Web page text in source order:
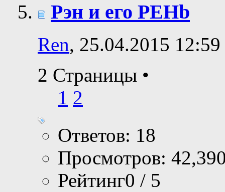
Рэн и его PEHb
Ren, 25.04.2015 12:59
2 Страницы •
1 2
Ответов: 18
Просмотров:
Рейтинг0 / 5